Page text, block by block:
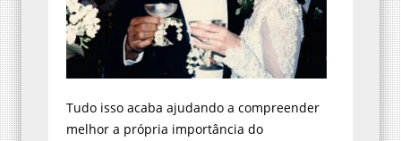
Tudo isso acaba ajudando a compreender
melhor a própria importância do